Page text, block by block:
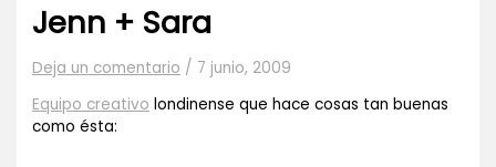
Jenn + Sara
Deja un comentario / 7 junio, 2009
Equipo creativo londinense que hace cosas tan buenas
como ésta: